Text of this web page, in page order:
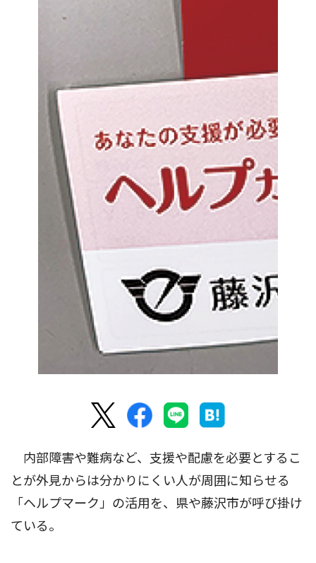
内部障害や難病など、支援や配慮を必要とするこ
とが外見からは分かりにくい人が周囲に知らせる
「ヘルプマーク」の活用を、県や藤沢市が呼び掛け
ている。